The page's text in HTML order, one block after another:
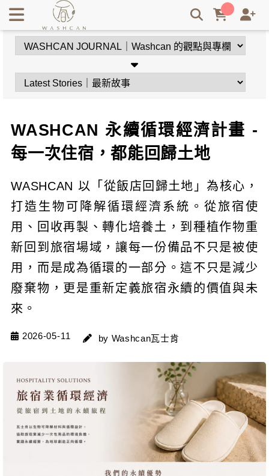
WASHCAN 生物可降解循環經濟｜從飯店回歸土地的永續旅程
WASHCAN 永續循環經濟計畫 -
每一次住宿，都能回歸土地
WASHCAN 以「從飯店回歸土地」為核心，
打造生物可降解循環經濟系統。從旅宿使
用、回收再製、轉化培養土，到種植作物重
新回到旅宿場域，讓每一份備品不只是被使
用，而是成為循環的一部分。這不只是減少
廢棄物，更是重新定義旅宿永續的價值與未
來。
2026-05-11 by Washcan瓦士肯